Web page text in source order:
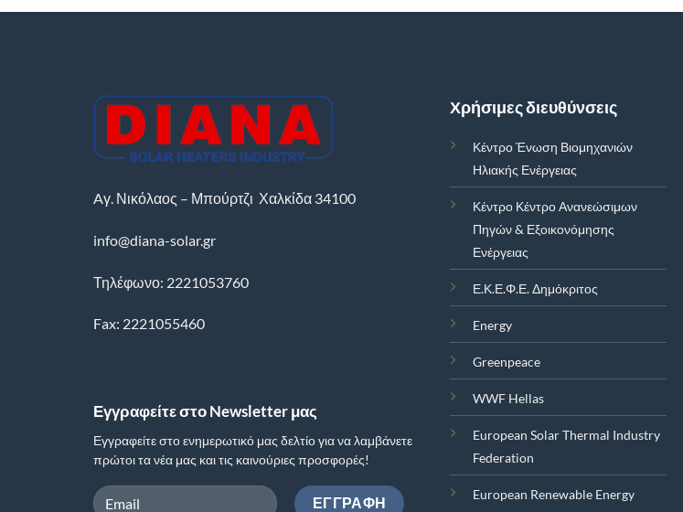
Aγ. Νικόλαος – Μπούρτζι Χαλκίδα 34100
info@diana-solar.gr
Τηλέφωνο: 2221053760
Fax: 2221055460
Εγγραφείτε στο Newsletter μας
Εγγραφείτε στο ενημερωτικό μας δελτίο για να λαμβάνετε
πρώτοι τα νέα μας και τις καινούριες προσφορές!
Χρήσιμες διευθύνσεις
Κέντρο Ένωση Βιομηχανιών
Ηλιακής Ενέργειας
Κέντρο Κέντρο Ανανεώσιμων
Πηγών & Εξοικονόμησης
Ενέργειας
Ε.Κ.Ε.Φ.Ε. Δημόκριτος
Energy
Greenpeace
WWF Hellas
European Solar Thermal Industry
Federation
European Renewable Energy